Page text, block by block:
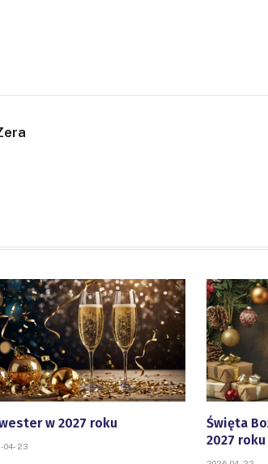
w 2027 roku
04-23
Święta
2027 roku